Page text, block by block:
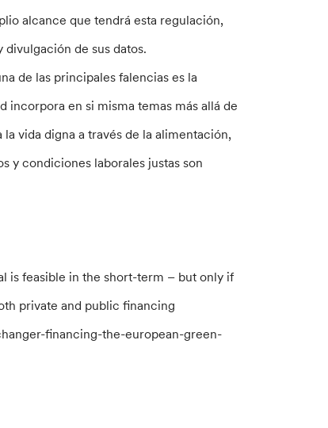
alcance que tendrá esta regulación,
de sus datos.
de las principales falencias es la
incorpora en si misma temas más allá de
vida digna a través de la alimentación,
y condiciones laborales justas son
is feasible in the short-term – but only if
private and public financing
financing-the-european-green-